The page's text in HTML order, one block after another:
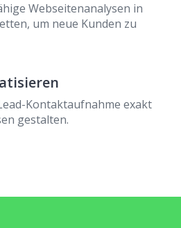
Webseitenanalysen in
um neue Kunden zu
Kontaktaufnahme exakt
gestalten.